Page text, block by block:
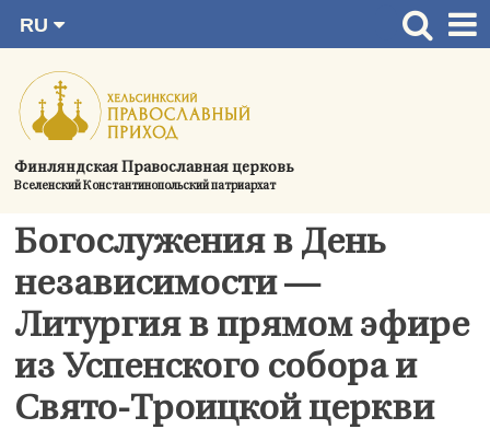
содержимому
Финляндская Православная церковь
Вселенский Константинопольский патриархат
RU
SV
EN
UA
Главная страница
Актуальное
Україна
О приходе
Контактная информация
Богослужения в День
независимости —
Литургия в прямом эфире
из Успенского собора и
Свято-Троицкой церкви